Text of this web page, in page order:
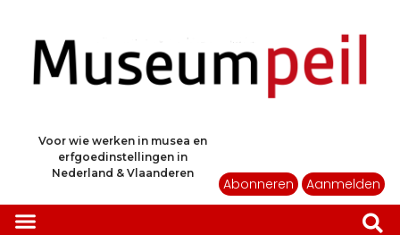
Voor wie werken in musea en
erfgoedinstellingen in
Nederland & Vlaanderen
Abonneren Aanmelden